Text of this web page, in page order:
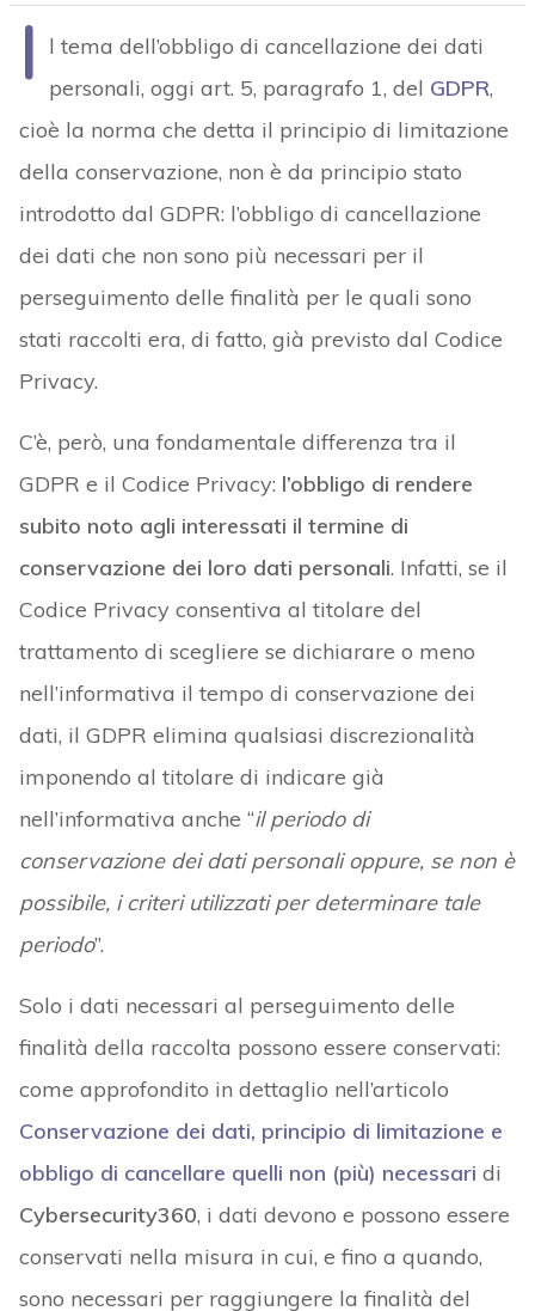
I
l tema dell’obbligo di cancellazione dei dati
personali, oggi art. 5, paragrafo 1, del GDPR,
cioè la norma che detta il principio di limitazione
della conservazione, non è da principio stato
introdotto dal GDPR: l’obbligo di cancellazione
dei dati che non sono più necessari per il
perseguimento delle finalità per le quali sono
stati raccolti era, di fatto, già previsto dal Codice
Privacy.
C’è, però, una fondamentale differenza tra il
GDPR e il Codice Privacy: l’obbligo di rendere
subito noto agli interessati il termine di
conservazione dei loro dati personali. Infatti, se il
Codice Privacy consentiva al titolare del
trattamento di scegliere se dichiarare o meno
nell’informativa il tempo di conservazione dei
dati, il GDPR elimina qualsiasi discrezionalità
imponendo al titolare di indicare già
nell’informativa anche “il periodo di
conservazione dei dati personali oppure, se non è
possibile, i criteri utilizzati per determinare tale
periodo”.
Solo i dati necessari al perseguimento delle
finalità della raccolta possono essere conservati:
come approfondito in dettaglio nell’articolo
Conservazione dei dati, principio di limitazione e
obbligo di cancellare quelli non (più) necessari di
Cybersecurity360, i dati devono e possono essere
conservati nella misura in cui, e fino a quando,
sono necessari per raggiungere la finalità del